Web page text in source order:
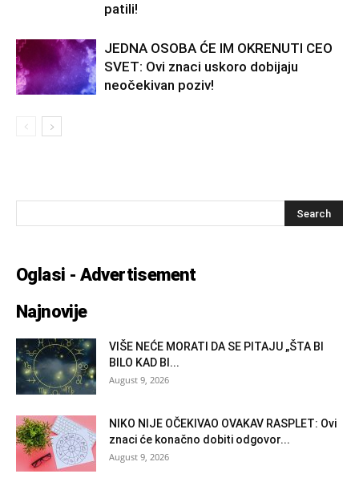
patili!
JEDNA OSOBA ĆE IM OKRENUTI CEO
SVET: Ovi znaci uskoro dobijaju
neočekivan poziv!
Oglasi - Advertisement
Najnovije
VIŠE NEĆE MORATI DA SE PITAJU „ŠTA BI
BILO KAD BI...
August 9, 2026
NIKO NIJE OČEKIVAO OVAKAV RASPLET: Ovi
znaci će konačno dobiti odgovor...
August 9, 2026